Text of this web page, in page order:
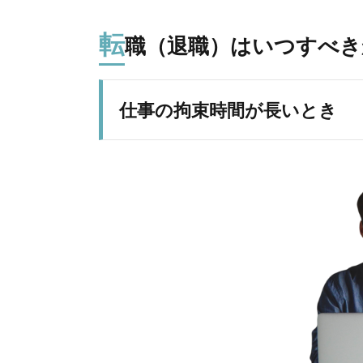
転職（退職）はいつすべ
仕事の拘束時間が長いとき